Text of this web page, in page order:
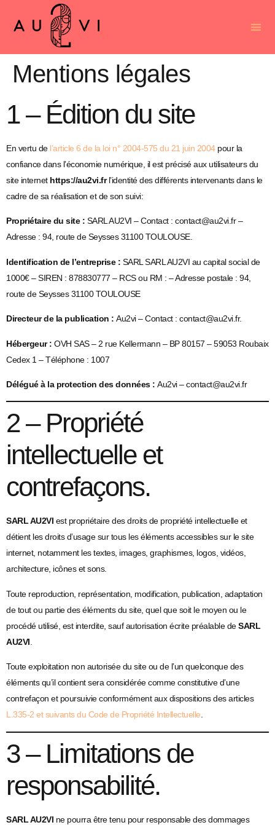
Mentions légales
1 – Édition du site
En vertu de l’article 6 de la loi n° 2004-575 du 21 juin 2004pour la
confiance dans l’économie numérique, il est précisé aux utilisateurs du
site internet https://au2vi.frl’identité des différents intervenants dans le
cadre de sa réalisation et de son suivi:
Propriétaire du site : SARL AU2VI – Contact : contact@au2vi.fr –
Adresse : 94, route de Seysses 31100 TOULOUSE.
Identification de l’entreprise : SARL SARL AU2VI au capital social de
1000€ – SIREN : 878830777 – RCS ou RM : – Adresse postale : 94,
route de Seysses 31100 TOULOUSE
Directeur de la publication : Au2vi – Contact : contact@au2vi.fr.
Hébergeur : OVH SAS – 2 rue Kellermann – BP 80157 – 59053 Roubaix
Cedex 1 – Téléphone : 1007
Délégué à la protection des données : Au2vi – contact@au2vi.fr
2 – Propriété
intellectuelle et
contrefaçons.
SARL AU2VI est propriétaire des droits de propriété intellectuelle et
détient les droits d’usage sur tous les éléments accessibles sur le site
internet, notamment les textes, images, graphismes, logos, vidéos,
architecture, icônes et sons.
Toute reproduction, représentation, modification, publication, adaptation
de tout ou partie des éléments du site, quel que soit le moyen ou le
procédé utilisé, est interdite, sauf autorisation écrite préalable deSARL
AU2VI
Toute exploitation non autorisée du site ou de l’un quelconque des
éléments qu’il contient sera considérée comme constitutive d’une
contrefaçon et poursuivie conformément aux dispositions des articles
L.335-2 et suivants du Code de Propriété Intellectuelle
3 – Limitations de
responsabilité.
SARL AU2VI ne pourra être tenu pour responsable des dommages